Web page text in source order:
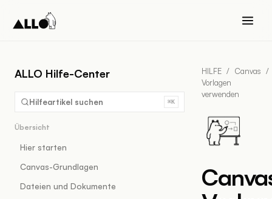
ALLO Hilfe-Center
Hilfeartikel suchen ⌘K
Übersicht
Hier starten
Canvas-Grundlagen
Dateien und Dokumente
HILFE / Canvas /
Vorlagen
verwenden